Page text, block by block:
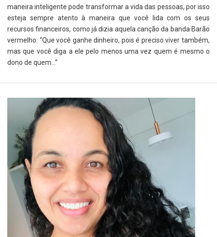
maneira inteligente pode transformar a vida das pessoas, por isso
esteja sempre atento à maneira que você lida com os seus
recursos financeiros, como já dizia aquela canção da banda Barão
vermelho. “Que você ganhe dinheiro, pois é preciso viver também,
mas que você diga a ele pelo menos uma vez quem é mesmo o
dono de quem...”